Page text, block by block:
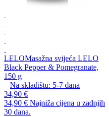
LELOMasažna svijeća LELO
Black Pepper & Pomegranate,
150 g
Na skladištu: 5-7 dana
34,90 €
34,90 € Najniža cijena u zadnjih
30 dana.